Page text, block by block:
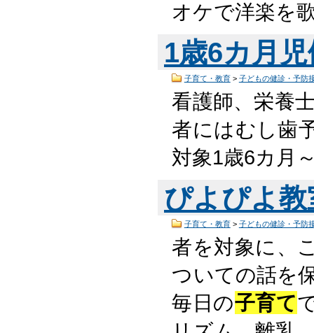
オケで洋楽を
1歳6カ月
子育て・教育> 子どもの健診・予防
看護師、栄養
者にはむし歯
対象1歳6カ月
ぴよぴよ
子育て・教育> 子どもの健診・予防
者を対象に、
ついての話を
毎日の子育て